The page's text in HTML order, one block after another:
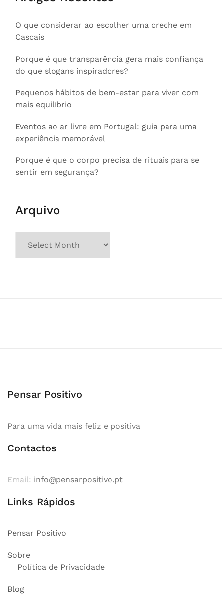
O que considerar ao escolher uma creche em
Cascais
Porque é que transparência gera mais confiança
do que slogans inspiradores?
Pequenos hábitos de bem-estar para viver com
mais equilíbrio
Eventos ao ar livre em Portugal: guia para uma
experiência memorável
Porque é que o corpo precisa de rituais para se
sentir em segurança?
Arquivo
Pensar Positivo
Para uma vida mais feliz e positiva
Contactos
Email: info@pensarpositivo.pt
Links Rápidos
Pensar Positivo
Sobre
Política de Privacidade
Blog